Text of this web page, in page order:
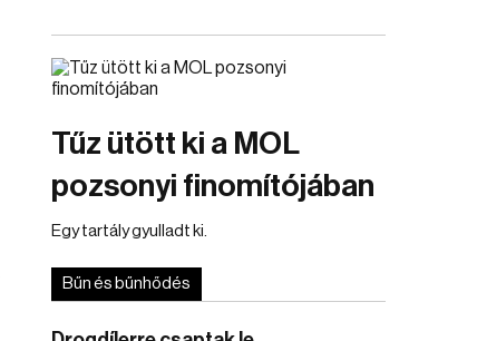
Tűz ütött ki a MOL
pozsonyi finomítójában
Egy tartály gyulladt ki.
Bűn és bűnhődés